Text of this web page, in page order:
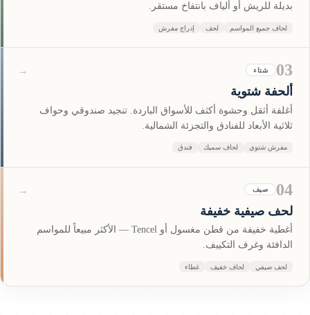
بديلة للريش أو ألياف بانتفاخ مستقر.
لحاف جميع المواسم لحف إدراج مفرش
03 شتاء
ألحفة شتوية
أغلفة أثقل وحشوة أكثف للأسواق الباردة. تنجيد صندوقي وحواف
ثلاثية الأبعاد للفنادق والتجزئة الشمالية.
مفرش شتوي لحاف سميك فندق
→
04 صيف
لحف صيفية خفيفة
أغطية خفيفة من قطن مغسول أو Tencel — الأكثر مبيعاً للمواسم
الدافئة وغرف التكييف.
لحف صيفي لحاف خفيف غطاء
→